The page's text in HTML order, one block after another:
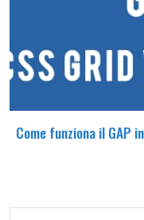
Come funziona il GAP